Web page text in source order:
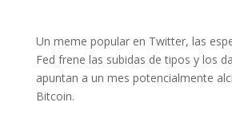
Un meme popular en Twitter, las
Fed frene las subidas de tipos y los
apuntan a un mes potencialmente
Bitcoin.